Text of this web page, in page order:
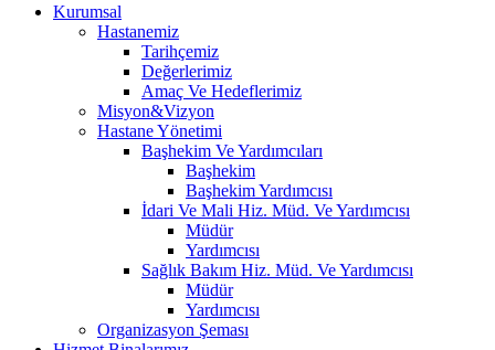
Kurumsal
Hastanemiz
Tarihçemiz
Değerlerimiz
Amaç Ve Hedeflerimiz
Misyon&Vizyon
Hastane Yönetimi
Başhekim Ve Yardımcıları
Başhekim
Başhekim Yardımcısı
İdari Ve Mali Hiz. Müd. Ve Yardımcısı
Müdür
Yardımcısı
Sağlık Bakım Hiz. Müd. Ve Yardımcısı
Müdür
Yardımcısı
Organizasyon Şeması